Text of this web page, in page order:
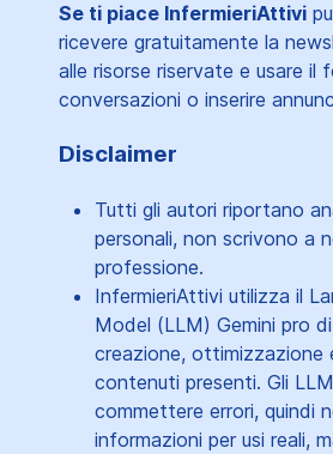
Se ti piace InfermieriAttivi
ricevere gratuitamente la
alle risorse riservate e usare il
conversazioni o inserire
Disclaimer
Tutti gli autori riportano
personali, non scrivono a
professione.
InfermieriAttivi utilizza il
Model (LLM) Gemini pro
creazione, ottimizzazione
contenuti presenti. Gli
commettere errori, quindi
informazioni per usi reali,